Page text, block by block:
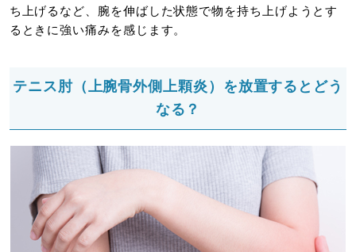
ち上げるなど、腕を伸ばした状態で物を持ち上げようとす
るときに強い痛みを感じます。
テニス肘（上腕骨外側上顆炎）を放置するとどう
なる？